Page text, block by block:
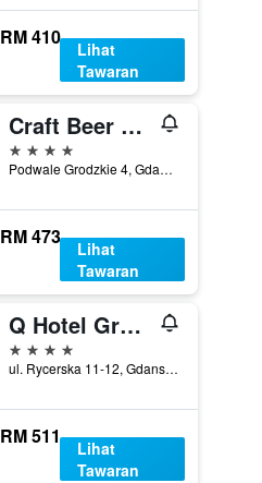
RM 410
Lihat
Tawaran
Craft Beer Central Hotel
4 bintang
Podwale Grodzkie 4, Gdansk, Pomorskie, Poland
RM 473
Lihat
Tawaran
Q Hotel Grand Cru Gdansk
4 bintang
ul. Rycerska 11-12, Gdansk, Pomorskie, Poland
RM 511
Lihat
Tawaran